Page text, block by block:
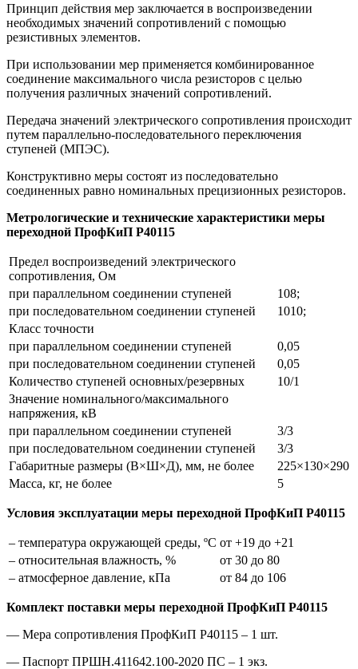
Принцип действия мер заключается в воспроизведении
необходимых значений сопротивлений с помощью
резистивных элементов.
При использовании мер применяется комбинированное
соединение максимального числа резисторов с целью
получения различных значений сопротивлений.
Передача значений электрического сопротивления происходит
путем параллельно-последовательного переключения
ступеней (МПЭС).
Конструктивно меры состоят из последовательно
соединенных равно номинальных прецизионных резисторов.
Метрологические и технические характеристики меры
переходной ПрофКиП Р40115
Предел воспроизведений электрического
сопротивления, Ом
при параллельном соединении ступеней
108;
при последовательном соединении ступеней
1010;
Класс точности
при параллельном соединении ступеней
0,05
при последовательном соединении ступеней
0,05
Количество ступеней основных/резервных
10/1
Значение номинального/максимального
напряжения, кВ
при параллельном соединении ступеней
3/3
при последовательном соединении ступеней
3/3
Габаритные размеры (В×Ш×Д), мм, не более
225×130×290
Масса, кг, не более
5
Условия эксплуатации меры переходной ПрофКиП Р40115
– температура окружающей среды, ºС от +19 до +21
– относительная влажность, %
от 30 до 80
– атмосферное давление, кПа
от 84 до 106
Комплект поставки меры переходной ПрофКиП Р40115
— Мера сопротивления ПрофКиП Р40115 – 1 шт.
— Паспорт ПРШН.411642.100-2020 ПС – 1 экз.